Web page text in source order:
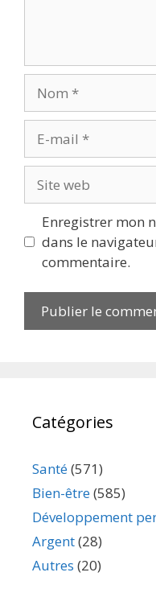
Enregistrer mon
dans le
commentaire.
Catégories
Santé(571)
Bien-être(585)
Développement
Argent(28)
Autres (20)